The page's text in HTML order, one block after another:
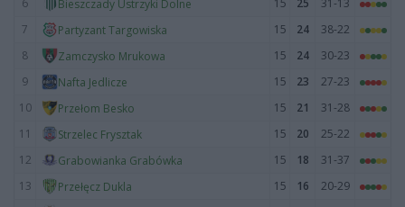
6
Bieszczady Ustrzyki Dolne 15 25
31-13
7
Partyzant Targowiska 15 24
38-22
8
Zamczysko Mrukowa 15 24
30-23
9
Nafta Jedlicze 15 23
27-23
10
Przełom Besko 15 21
31-28
11
Strzelec Frysztak 15 20
25-22
12
Grabowianka Grabówka 15 18
31-37
13
Przełęcz Dukla 15 16
20-29